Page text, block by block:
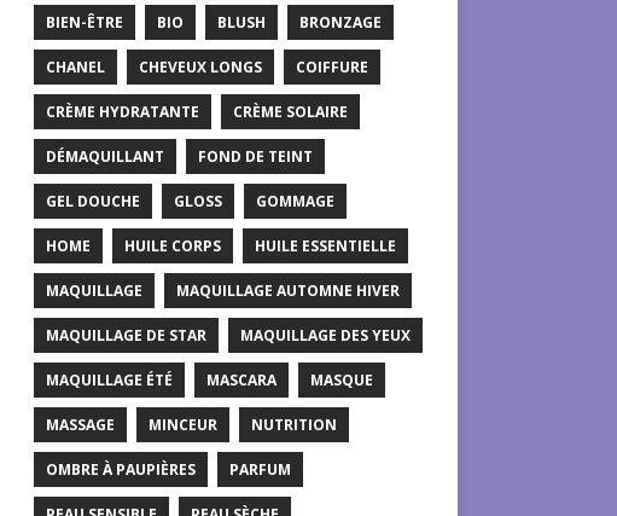
BIEN-ÊTRE BIO BLUSH BRONZAGE
CHANEL CHEVEUX LONGS COIFFURE
CRÈME HYDRATANTE CRÈME SOLAIRE
DÉMAQUILLANT FOND DE TEINT
GEL DOUCHE GLOSS GOMMAGE
HOME HUILE CORPS HUILE ESSENTIELLE
MAQUILLAGE MAQUILLAGE AUTOMNE HIVER
MAQUILLAGE DE STAR MAQUILLAGE DES YEUX
MAQUILLAGE ÉTÉ MASCARA MASQUE
MASSAGE MINCEUR NUTRITION
OMBRE À PAUPIÈRES PARFUM